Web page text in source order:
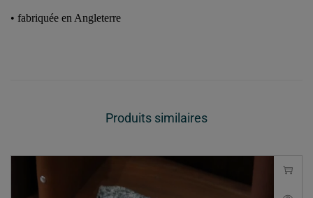
• fabriquée en Angleterre
Produits similaires